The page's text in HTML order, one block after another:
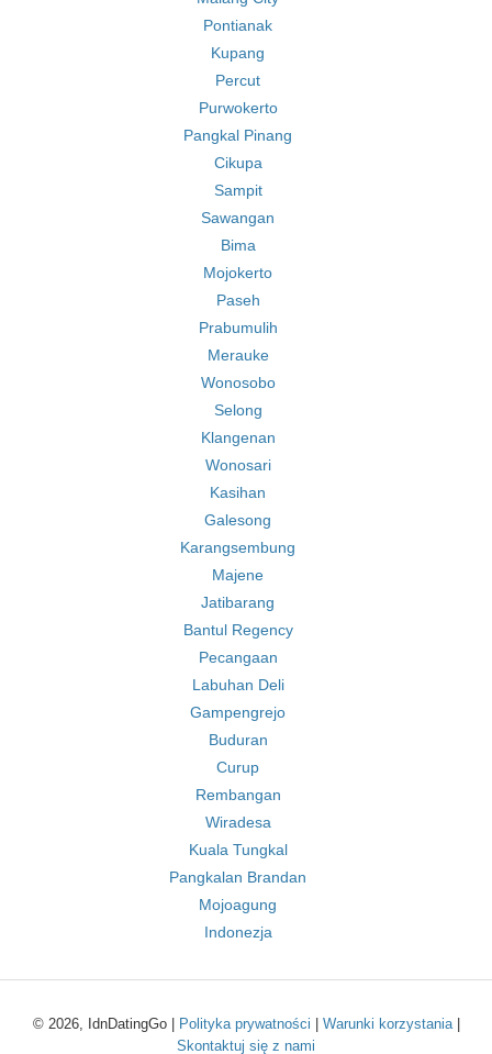
Pontianak
Kupang
Percut
Purwokerto
Pangkal Pinang
Cikupa
Sampit
Sawangan
Bima
Mojokerto
Paseh
Prabumulih
Merauke
Wonosobo
Selong
Klangenan
Wonosari
Kasihan
Galesong
Karangsembung
Majene
Jatibarang
Bantul Regency
Pecangaan
Labuhan Deli
Gampengrejo
Buduran
Curup
Rembangan
Wiradesa
Kuala Tungkal
Pangkalan Brandan
Mojoagung
Indonezja
© 2026, IdnDatingGo | Polityka prywatności Warunki korzystania|
Skontaktuj się z nami